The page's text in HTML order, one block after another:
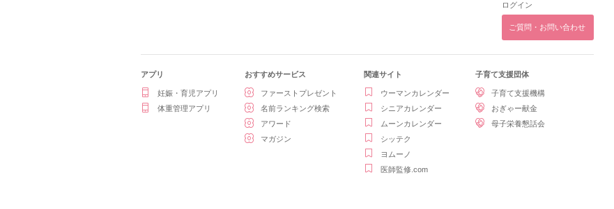
ログイン
ご質問・お問い合わせ
アプリ
妊娠・育児アプリ
体重管理アプリ
おすすめサービス
ファーストプレゼント
名前ランキング検索
アワード
マガジン
関連サイト
ウーマンカレンダー
シニアカレンダー
ムーンカレンダー
シッテク
ヨムーノ
医師監修.com
子育て支援団体
子育て支援機構
おぎゃー献金
母子栄養懇話会